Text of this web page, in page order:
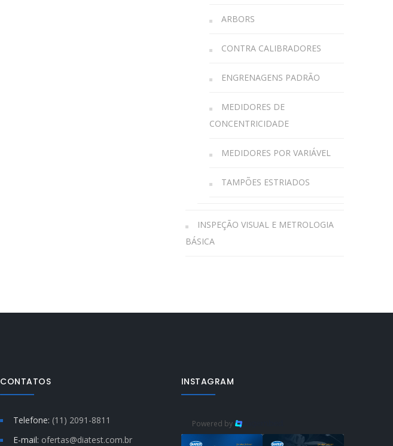
ARBORS
CONTRA CALIBRADORES
ENGRENAGENS PADRÃO
MEDIDORES DE
CONCENTRICIDADE
MEDIDORES POR VARIÁVEL
TAMPÕES ESTRIADOS
INSPEÇÃO VISUAL E METROLOGIA
BÁSICA
CONTATOS
Telefone: (11) 2091-8811
E-mail: ofertas@diatest.com.br
INSTAGRAM
Powered by